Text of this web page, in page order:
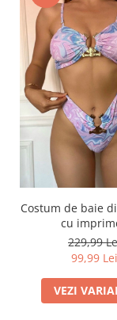
Costum de baie
cu
229,99
99,99 Lei
VEZI